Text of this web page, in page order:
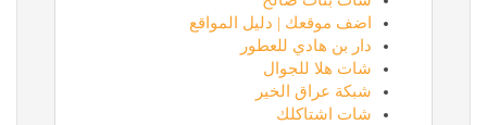
اضف موقعك | دليل المواقع
دار بن هادي للعطور
شات هلا للجوال
شبكة عراق الخير
شات اشتاكلك